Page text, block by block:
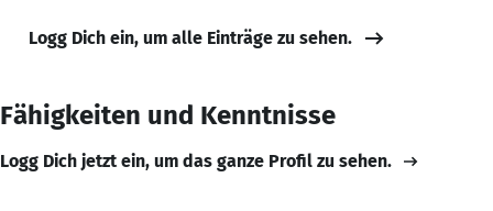
Logg Dich ein, um alle Einträge zu sehen.
Fähigkeiten und Kenntnisse
Logg Dich jetzt ein, um das ganze Profil zu sehen.